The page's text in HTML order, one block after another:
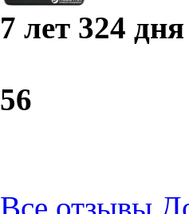
7 лет 324 дня
56